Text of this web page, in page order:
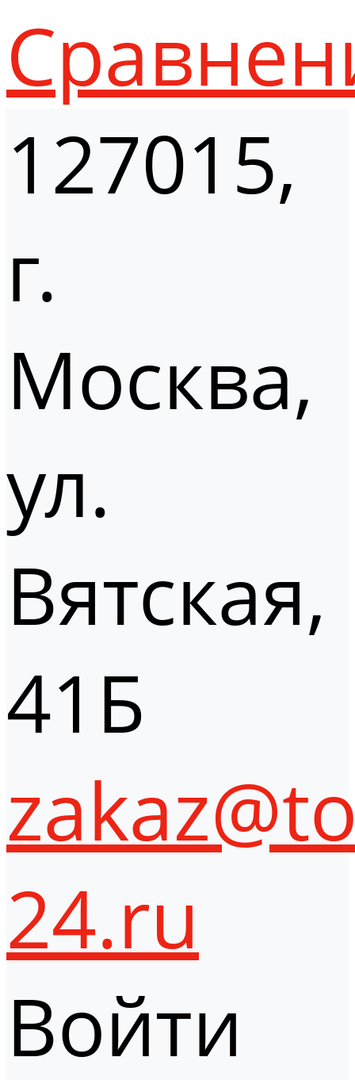
127015,
г.
Москва,
ул.
Вятская,
41Б
24.ru
Войти